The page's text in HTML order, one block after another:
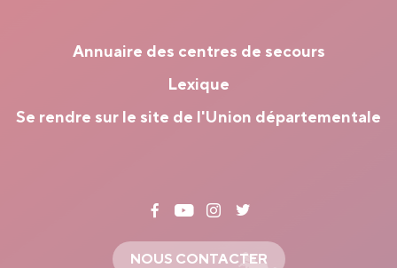
Annuaire des centres de secours
Lexique
Se rendre sur le site de l'Union départementale
NOUS CONTACTER